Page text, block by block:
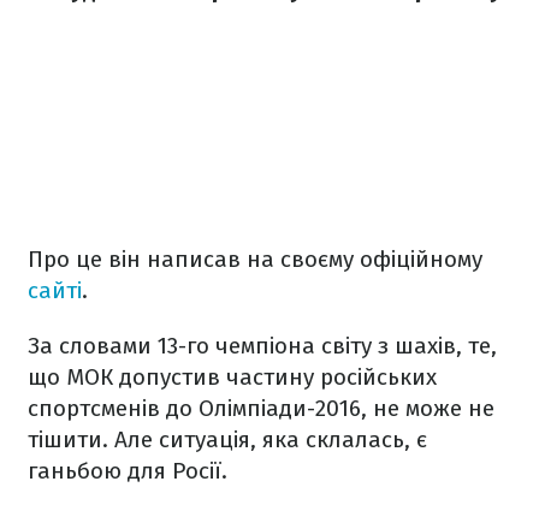
Про це він написав на своєму офіційному
сайті.
За словами 13-го чемпіона світу з шахів, те,
що МОК допустив частину російських
спортсменів до Олімпіади-2016, не може не
тішити. Але ситуація, яка склалась, є
ганьбою для Росії.